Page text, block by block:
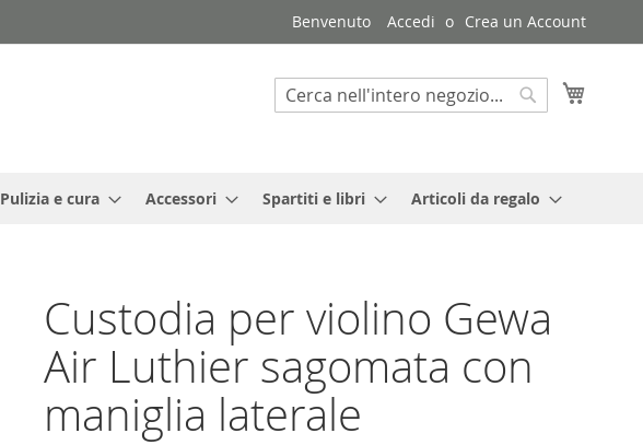
Benvenuto Accedi Crea un Account
Search
Pulizia e cura Accessori Spartiti e libri Articoli da regalo
Custodia per violino Gewa
Air Luthier sagomata con
maniglia laterale